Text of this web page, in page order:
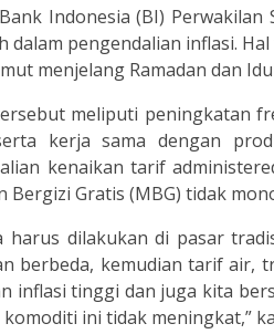
Indonesia (BI)
dalam pengendalian inflasi.
menjelang Ramadan dan
meliputi peningkatan
kerja sama dengan
kenaikan tarif
Bergizi Gratis (MBG) tidak
harus dilakukan di pasar
berbeda, kemudian tarif
inflasi tinggi dan juga kita
ini tidak meningkat,”